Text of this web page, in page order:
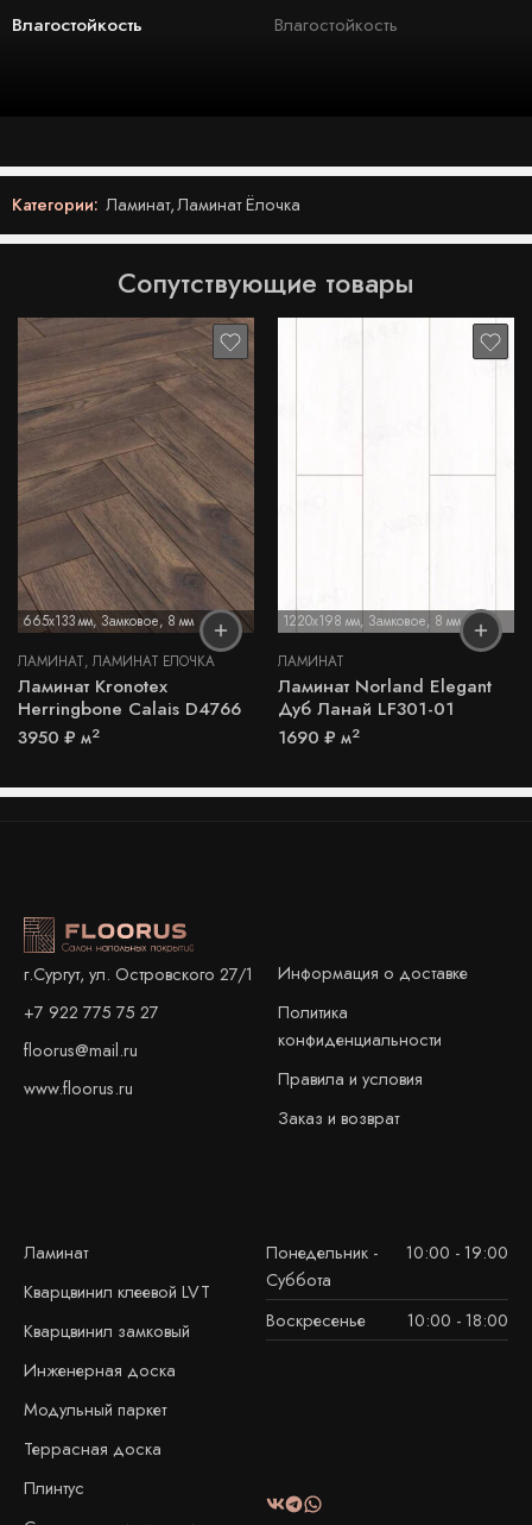
Влагостойкость
Влагостойкость
Категории: Ламинат,Ламинат Ёлочка
Сопутствующие товары
665x133 мм, Замковое, 8 мм
ЛАМИНАТ, ЛАМИНАТ ЁЛОЧКА
Ламинат Kronotex
Herringbone Calais D4766
3950 ₽ м2
1220x198 мм, Замковое, 8 мм
ЛАМИНАТ
Ламинат Norland Elegant
Дуб Ланай LF301-01
1690 ₽ м2
г.Сургут, ул. Островского 27/1
+7 922 775 75 27
floorus@mail.ru
www.floorus.ru
Информация о доставке
Политика
конфиденциальности
Правила и условия
Заказ и возврат
Ламинат
Кварцвинил клеевой LVT
Кварцвинил замковый
Инженерная доска
Модульный паркет
Террасная доска
Плинтус
Понедельник -
Суббота
10:00 - 19:00
Воскресенье 10:00 - 18:00